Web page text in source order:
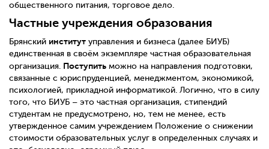
общественного питания, торговое дело.
Частные учреждения образования
Брянский институт управления и бизнеса (далее БИУБ)
единственная в своём экземпляре частная образовательная
организация. Поступить можно на направления подготовки,
связанные с юриспруденцией, менеджментом, экономикой,
психологией, прикладной информатикой. Логично, что в силу
того, что БИУБ – это частная организация, стипендий
студентам не предусмотрено, но, тем не менее, есть
утвержденное самим учреждением Положение о снижении
стоимости образовательных услуг в определенных случаях и